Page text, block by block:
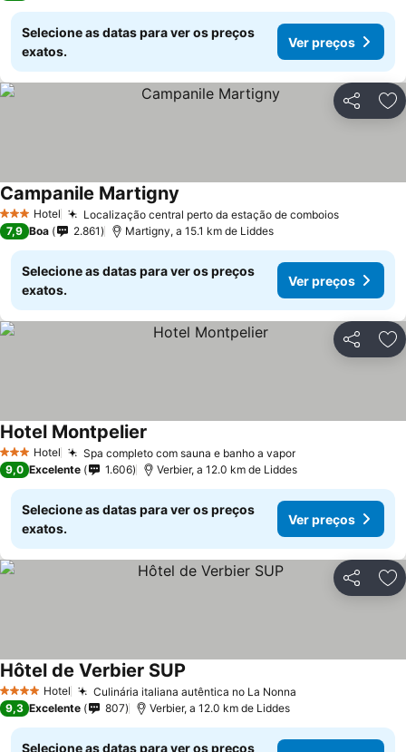
Selecione as datas para ver os preços
exatos.
Ver preços
Partilhar
3 EstrelasHotel Localização central perto da estação de comboios
Campanile Martigny
7,9 Boa 2.861 Martigny, a 15.1 km de Liddes
Selecione as datas para ver os preços
exatos.
Ver preços
Partilhar
3 EstrelasHotel Spa completo com sauna e banho a vapor
Hotel Montpelier
9,0 Excelente 1.606 Verbier, a 12.0 km de Liddes
Selecione as datas para ver os preços
exatos.
Ver preços
Partilhar
4 EstrelasHotel Culinária italiana autêntica no La Nonna
Hôtel de Verbier SUP
9,3 Excelente 807 Verbier, a 12.0 km de Liddes
Selecione as datas para ver os preços